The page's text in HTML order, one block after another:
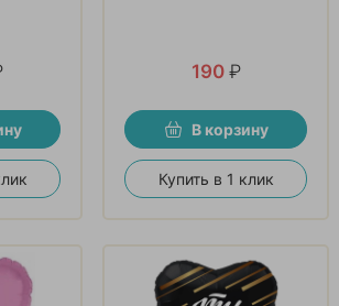
190 ₽
В корзину
Купить в 1 клик